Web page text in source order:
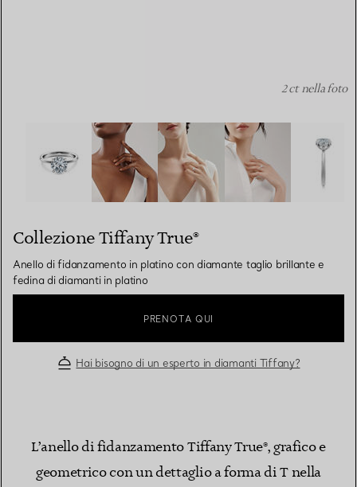
Collezione Tiffany True® :Anello di fidanzamento in
2 ct nella foto
Collezione Tiffany True®
Anello di fidanzamento in platino con diamante taglio brillante e
fedina di diamanti in platino
PRENOTA QUI
Hai bisogno di un esperto in diamanti Tiffany?
L’anello di fidanzamento Tiffany True®, grafico e
geometrico con un dettaglio a forma di T nella